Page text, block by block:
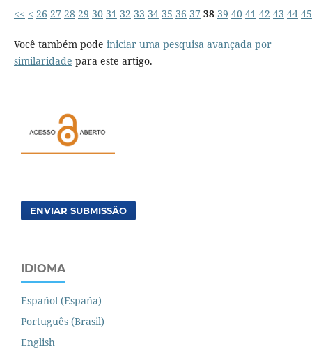
<< < 26 27 28 29 30 31 32 33 34 35 36 37 38 39 40 41 42 43 44 45
Você também pode iniciar uma pesquisa avançada por
similaridade para este artigo.
ENVIAR SUBMISSÃO
IDIOMA
Español (España)
Português (Brasil)
English